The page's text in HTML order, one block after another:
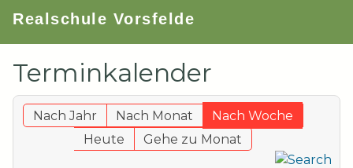
Realschule Vorsfelde
Terminkalender
Nach Jahr Nach Monat
Nach Woche
Heute
Gehe zu Monat